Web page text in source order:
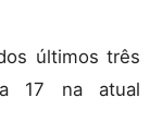
últimos três
17 na atual